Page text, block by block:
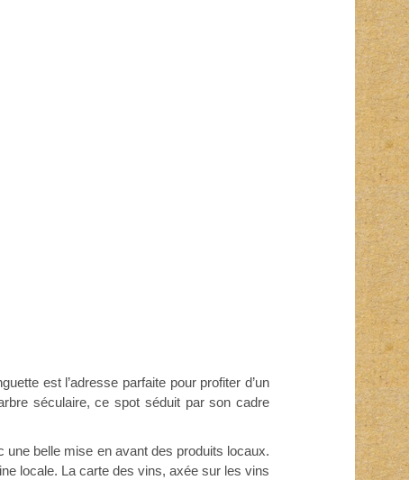
est l’adresse parfaite pour profiter d’un
séculaire, ce spot séduit par son cadre
belle mise en avant des produits locaux.
locale. La carte des vins, axée sur les vins